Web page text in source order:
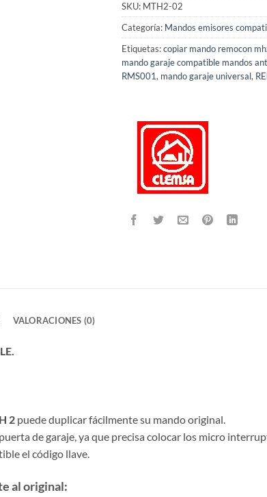
SKU: MTH2-02
Categoría: Mandos emisores
Etiquetas:copiar mando remocon
mando garaje compatible mandos
RMS001, mando garaje universal,
VALORACIONES (0)
2 puede duplicar fácilmente su mando original.
de garaje, ya que precisa colocar los micro
el código llave.
al original: